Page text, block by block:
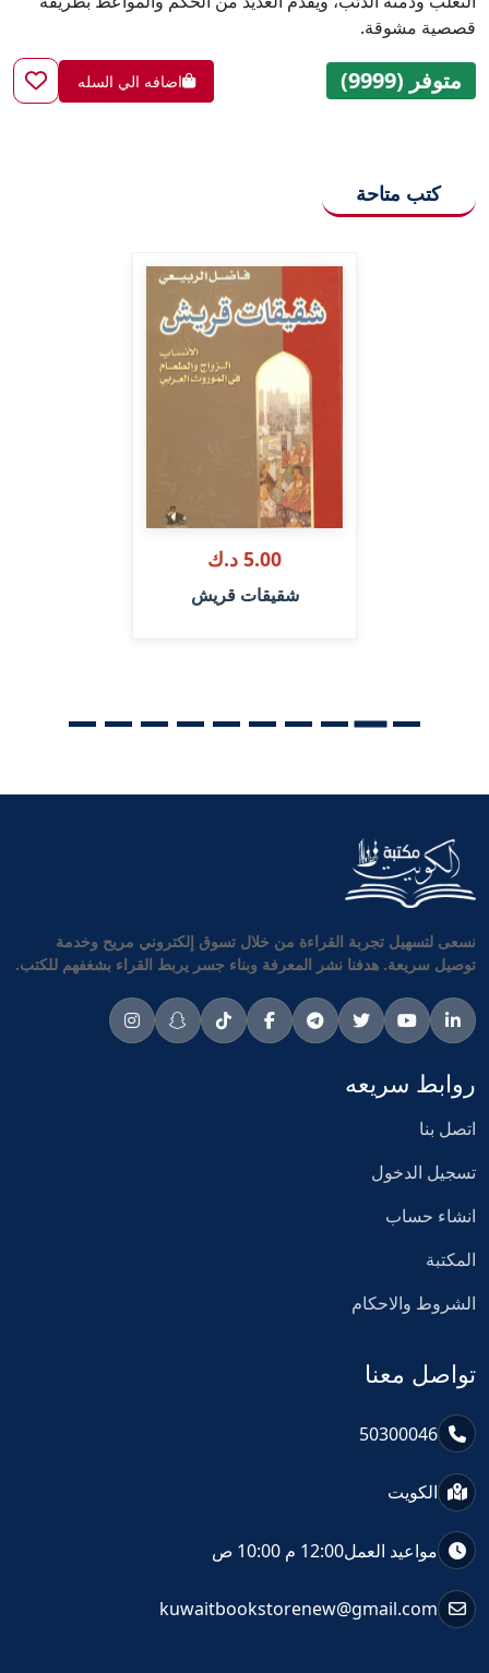
قصصية مشوقة.
متوفر (9999) اضافه الي السله
كتب متاحة
5.00 د.ك
شقيقات قريش
نسعى لتسهيل تجربة القراءة من خلال تسوق إلكتروني مريح وخدمة
توصيل سريعة. هدفنا نشر المعرفة وبناء جسر يربط القراء بشغفهم للكتب.
روابط سريعه
اتصل بنا
تسجيل الدخول
انشاء حساب
المكتبة
الشروط والاحكام
تواصل معنا
50300046
الكويت
مواعيد العمل12:00 م 10:00 ص
kuwaitbookstorenew@gmail.com